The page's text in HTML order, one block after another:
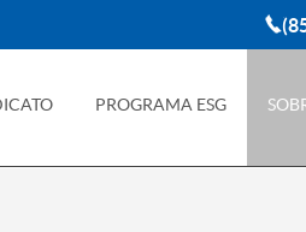
PROGRAMA ESG